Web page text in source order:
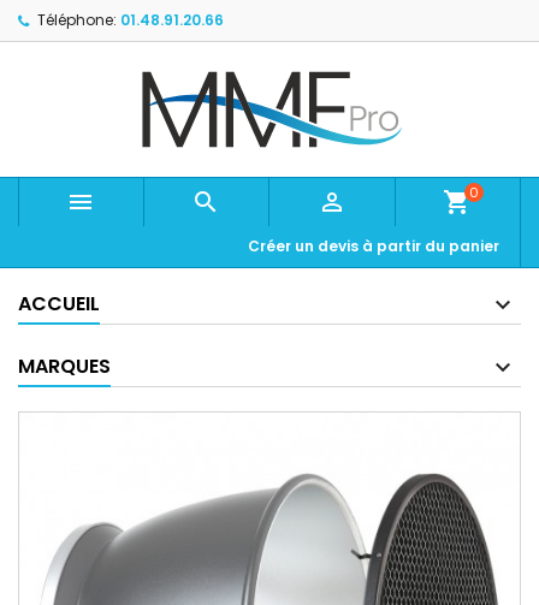
Téléphone: 01.48.91.20.66
   shopping_cart0
Créer un devis à partir du panier
ACCUEIL
MARQUES